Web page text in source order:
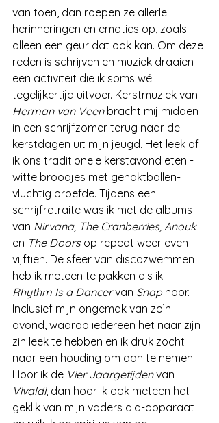
van toen, dan roepen ze allerlei
herinneringen en emoties op, zoals
alleen een geur dat ook kan. Om deze
reden is schrijven en muziek draaien
een activiteit die ik soms wél
tegelijkertijd uitvoer. Kerstmuziek van
Herman van Veen bracht mij midden
in een schrijfzomer terug naar de
kerstdagen uit mijn jeugd. Het leek of
ik ons traditionele kerstavond eten -
witte broodjes met gehaktballen-
vluchtig proefde. Tijdens een
schrijfretraite was ik met de albums
van Nirvana, The Cranberries, Anouk
en The Doors op repeat weer even
vijftien. De sfeer van discozwemmen
heb ik meteen te pakken als ik
Rhythm Is a Dancer van Snap hoor.
Inclusief mijn ongemak van zo’n
avond, waarop iedereen het naar zijn
zin leek te hebben en ik druk zocht
naar een houding om aan te nemen.
Hoor ik de Vier Jaargetijden van
Vivaldi, dan hoor ik ook meteen het
geklik van mijn vaders dia-apparaat